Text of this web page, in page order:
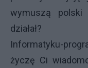
wymuszą
działał?
Informatyku-
życzę Ci